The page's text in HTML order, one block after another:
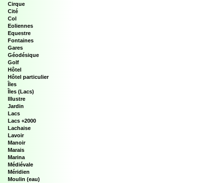
Cirque
Cité
Col
Eoliennes
Equestre
Fontaines
Gares
Géodésique
Golf
Hôtel
Hôtel particulier
Îles
Îles (Lacs)
Illustre
Jardin
Lacs
Lacs +2000
Lachaise
Lavoir
Manoir
Marais
Marina
Médiévale
Méridien
Moulin (eau)